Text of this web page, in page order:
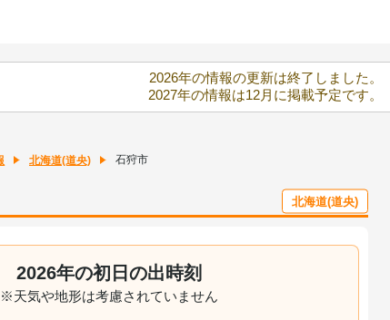
2026年の情報の更新は終了しました。
2027年の情報は12月に掲載予定です。
北海道(道央) 石狩市
北海道(道央)
2026年の初日の出時刻
※天気や地形は考慮されていません